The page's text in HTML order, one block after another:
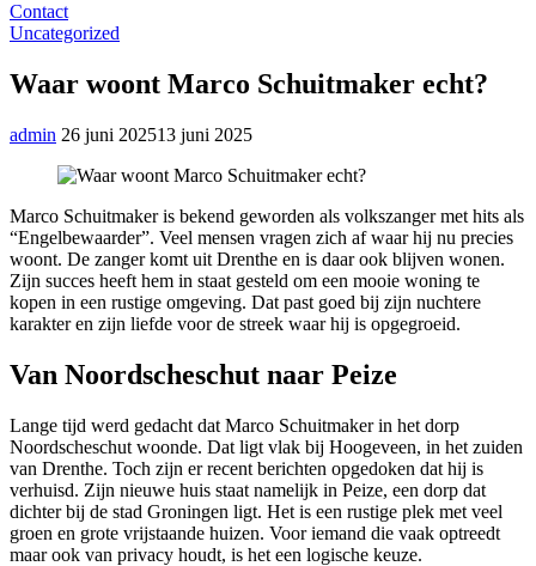
Contact
Uncategorized
Waar woont Marco Schuitmaker echt?
admin 26 juni 202513 juni 2025
Marco Schuitmaker is bekend geworden als volkszanger met hits als
“Engelbewaarder”. Veel mensen vragen zich af waar hij nu precies
woont. De zanger komt uit Drenthe en is daar ook blijven wonen.
Zijn succes heeft hem in staat gesteld om een mooie woning te
kopen in een rustige omgeving. Dat past goed bij zijn nuchtere
karakter en zijn liefde voor de streek waar hij is opgegroeid.
Van Noordscheschut naar Peize
Lange tijd werd gedacht dat Marco Schuitmaker in het dorp
Noordscheschut woonde. Dat ligt vlak bij Hoogeveen, in het zuiden
van Drenthe. Toch zijn er recent berichten opgedoken dat hij is
verhuisd. Zijn nieuwe huis staat namelijk in Peize, een dorp dat
dichter bij de stad Groningen ligt. Het is een rustige plek met veel
groen en grote vrijstaande huizen. Voor iemand die vaak optreedt
maar ook van privacy houdt, is het een logische keuze.